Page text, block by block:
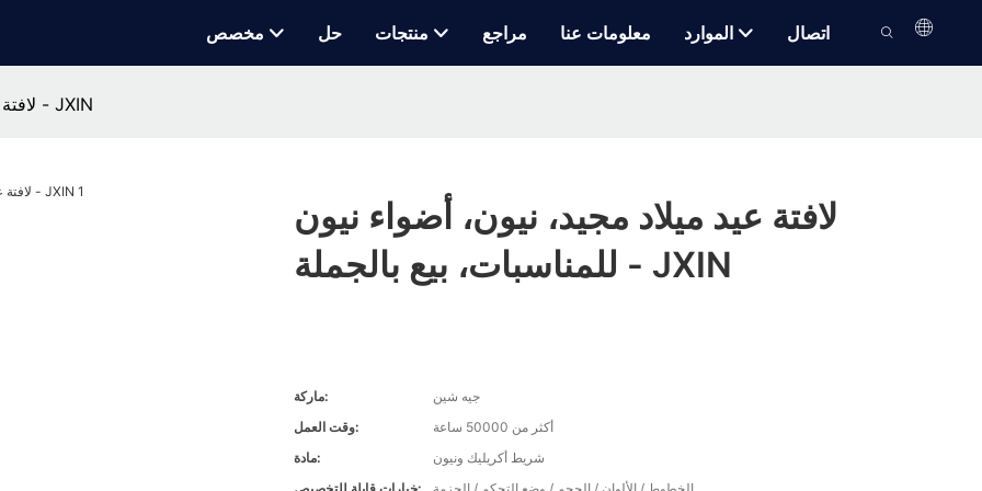
مخصص حل منتجات مراجع معلومات عنا الموارد اتصال
لافتة عيد ميلاد مجيد، نيون، أضواء نيون للمناسبات، بيع بالجملة - JXIN
لافتة عيد ميلاد مجيد، نيون، أضواء نيون
للمناسبات، بيع بالجملة - JXIN
ماركة:
جيه شين
وقت العمل:
أكثر من 50000 ساعة
مادة:
شريط أكريليك ونيون